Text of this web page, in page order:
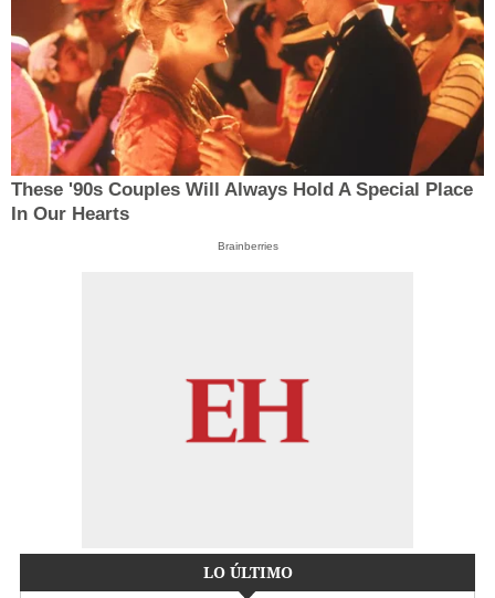
These '90s Couples Will Always Hold A Special Place
In Our Hearts
Brainberries
LO ÚLTIMO